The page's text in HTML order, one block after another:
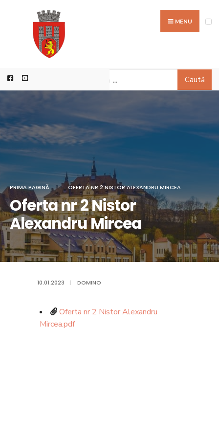
MENU
Caută
PRIMA PAGINĂ OFERTA NR 2 NISTOR ALEXANDRU MIRCEA
Oferta nr 2 Nistor
Alexandru Mircea
10.01.2023 | DOMINO
Oferta nr 2 Nistor Alexandru
Mircea.pdf